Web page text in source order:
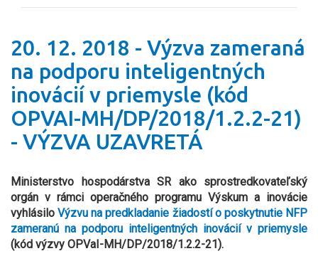
20. 12. 2018 - Výzva zameraná
na podporu inteligentných
inovácií v priemysle (kód
OPVAI-MH/DP/2018/1.2.2-21)
- VÝZVA UZAVRETÁ
Ministerstvo hospodárstva SR ako sprostredkovateľský
orgán v rámci operačného programu Výskum a inovácie
vyhlásiloVýzvu na predkladanie žiadostí o poskytnutie NFP
zameranú na podporu inteligentných inovácií v priemysle
(kód výzvy OPVaI-MH/DP/2018/1.2.2-21).